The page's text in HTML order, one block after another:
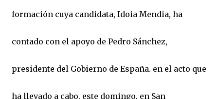
formación cuya candidata, Idoia Mendia, ha
contado con el apoyo de Pedro Sánchez,
presidente del Gobierno de España. en el acto que
ha llevado a cabo, este domingo, en San